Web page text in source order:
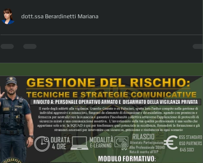
LETTURA DEL CORPO DI UN
L’analisi comportamentale è una disciplina scientifica
indaga l’interazione tra individuo e ambiente. Attraverso
l’osservazione e la misurazione sistematica, mira a
comprendere i processi che regolano il comportamento,
sviluppando interventi basati su evidenze per potenziare
abilità funzionali e ridurre le condotte disadattive.
ore Modalità: E-LEARNING Canale collegamento: MEET
dott.ssa Berardinetti Mariana